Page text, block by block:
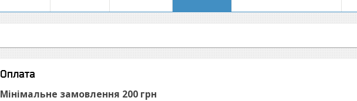
Оплата
Мінімальне замовлення 200 грн